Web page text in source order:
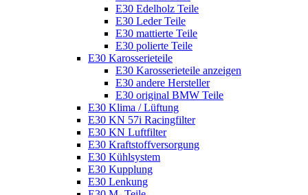
E30 Edelholz Teile
E30 Leder Teile
E30 mattierte Teile
E30 polierte Teile
E30 Karosserieteile
E30 Karosserieteile anzeigen
E30 andere Hersteller
E30 original BMW Teile
E30 Klima / Lüftung
E30 KN 57i Racingfilter
E30 KN Luftfilter
E30 Kraftstoffversorgung
E30 Kühlsystem
E30 Kupplung
E30 Lenkung